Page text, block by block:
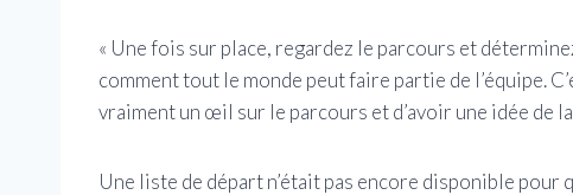
« Une fois sur place, regardez le parcours et
comment tout le monde peut faire partie de l’équipe.
vraiment un œil sur le parcours et d’avoir une idée de
Une liste de départ n’était pas encore disponible